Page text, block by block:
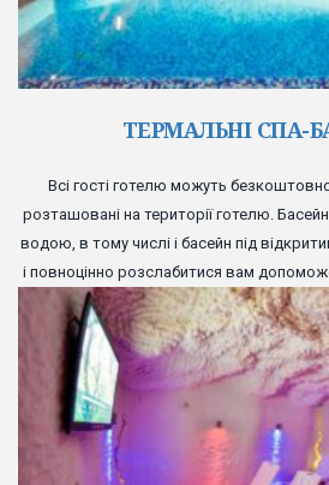
ТЕРМАЛЬНІ СПА-
Всі гості готелю можуть
розташовані на території готелю.
водою, в тому числі і басейн під
і повноцінно розслабитися вам
передбачений спеціальний басейн з